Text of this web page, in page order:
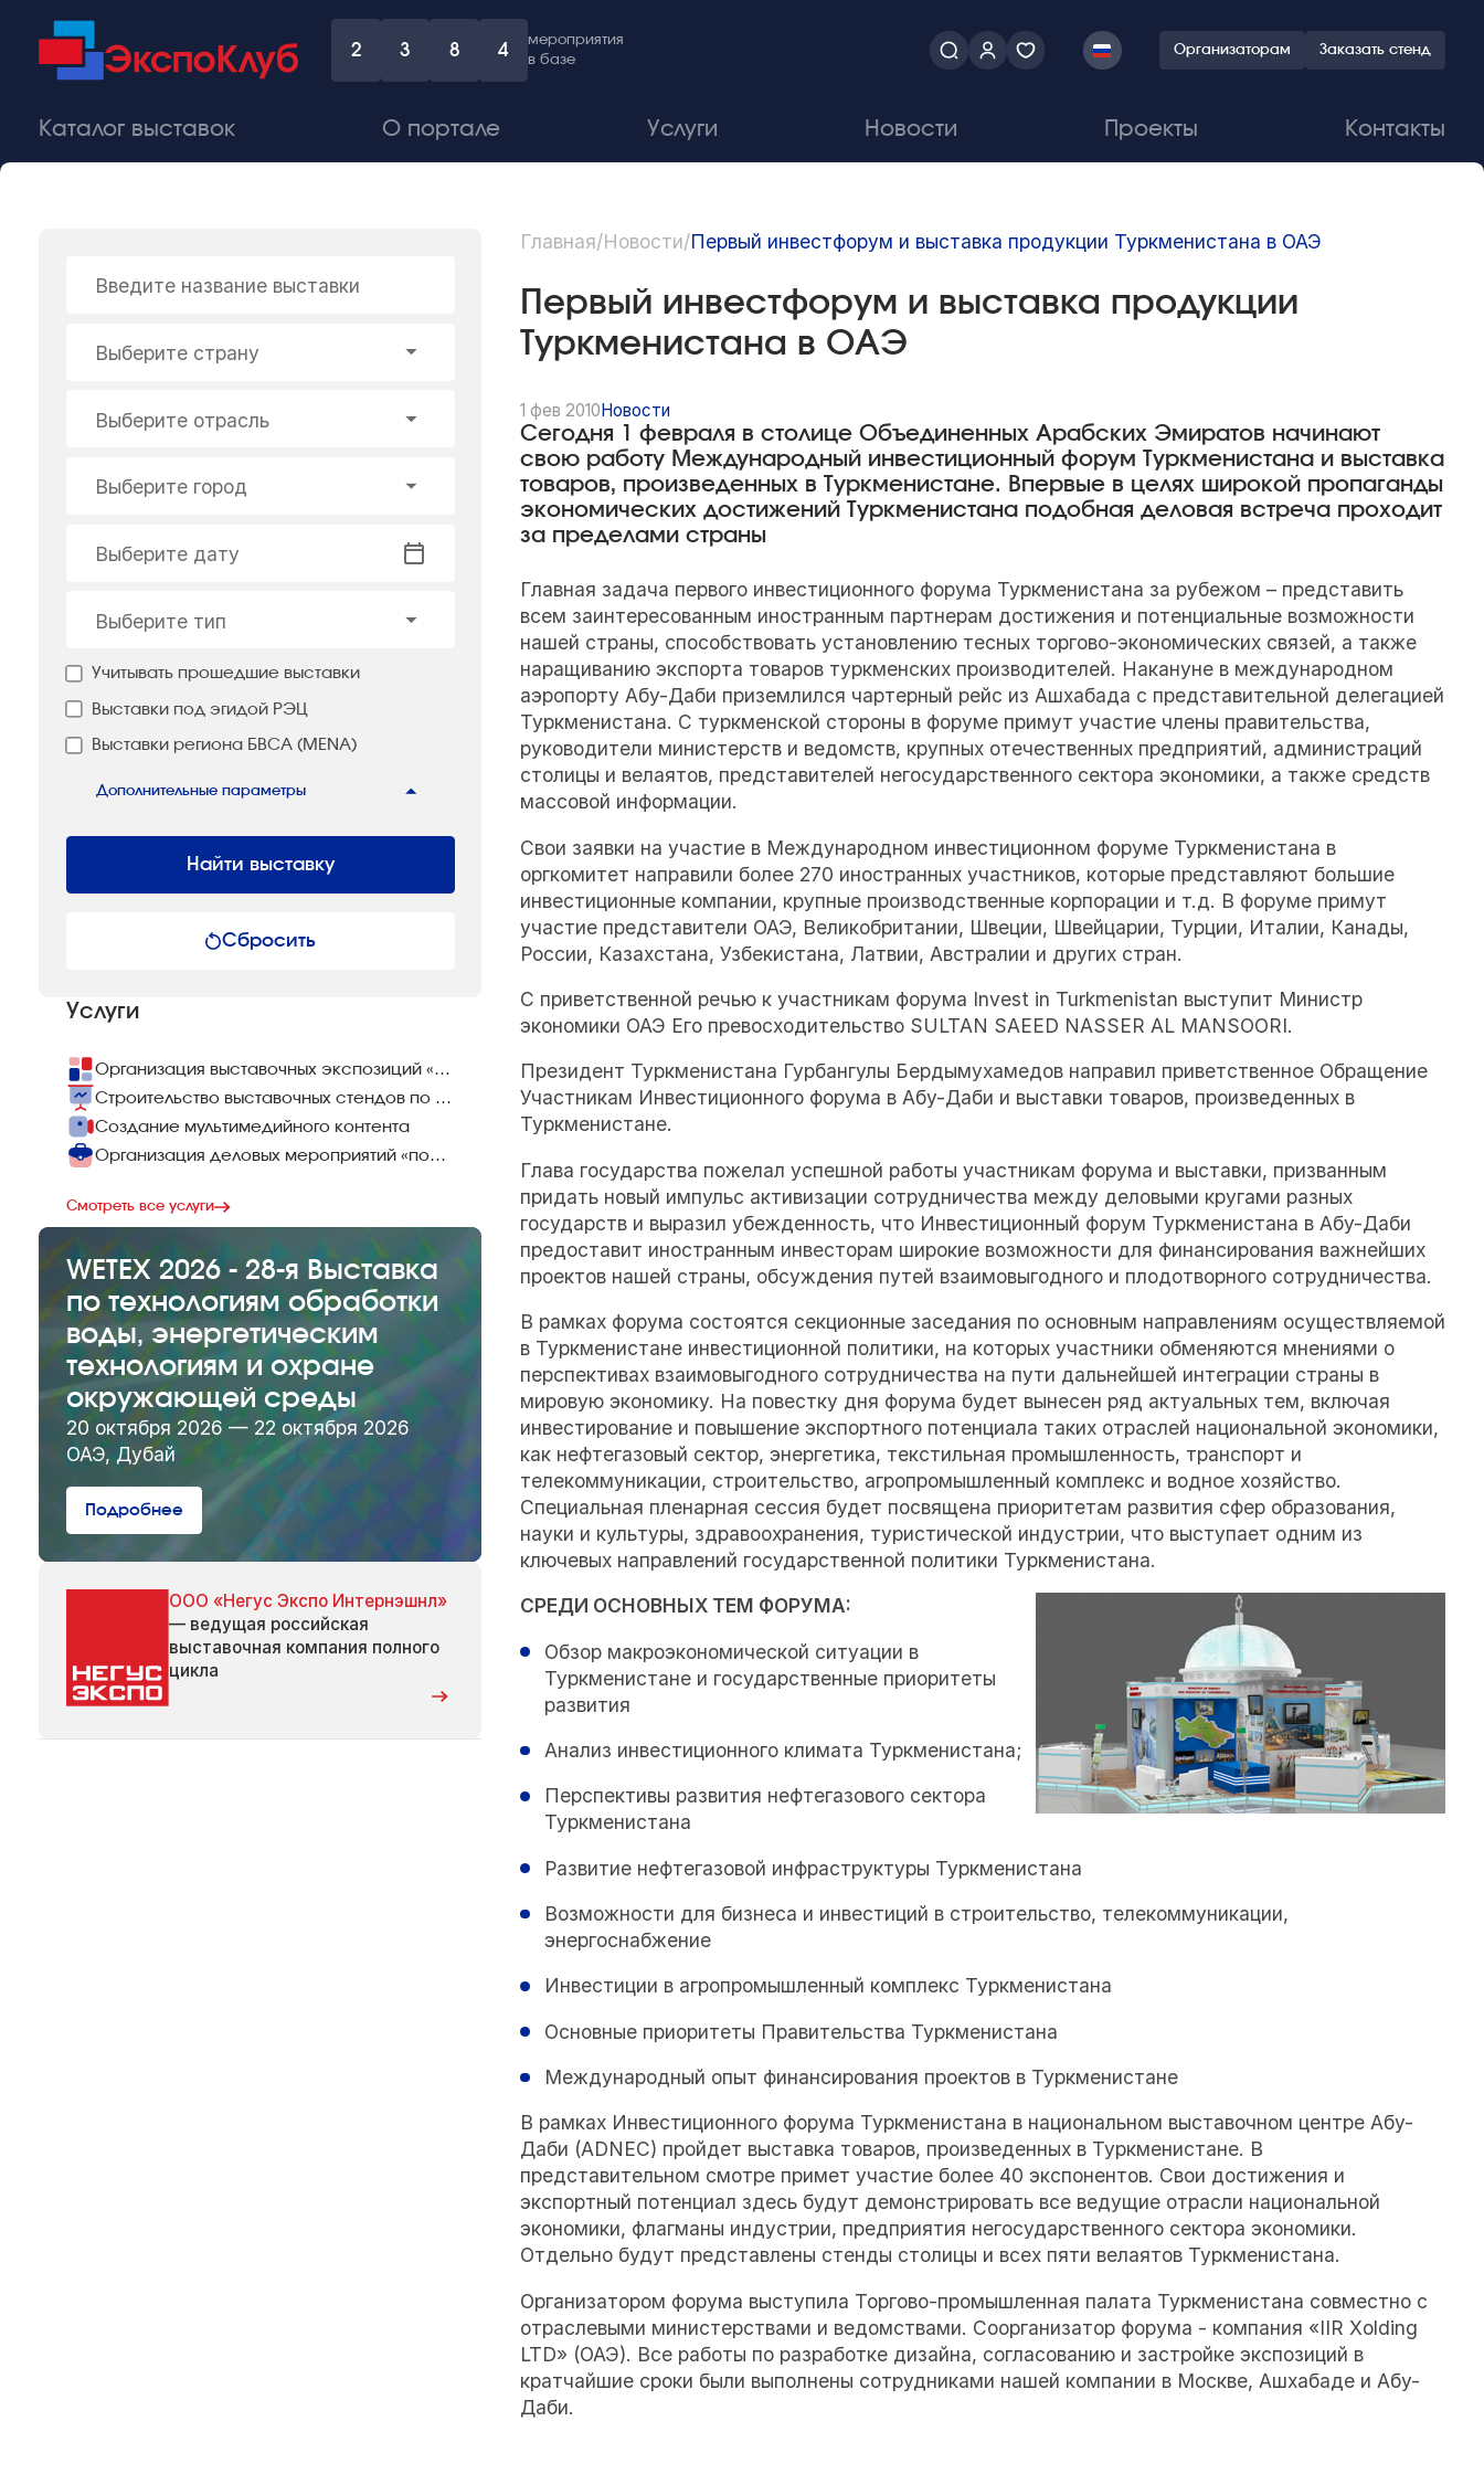
2 3 8 4
мероприятия
в базе
Организаторам Заказать стенд
Каталог выставок О портале Услуги Новости Проекты Контакты
Введите название выставки
Выберите страну
Выберите отрасль
Выберите город
Выберите дату
Выберите тип
Учитывать прошедшие выставки
Выставки под эгидой РЭЦ
Выставки региона БВСА (MENA)
Дополнительные параметры
Найти выставку
Сбросить
Услуги
Организация выставочных экспозиций «под ключ»
Строительство выставочных стендов по всему миру
Создание мультимедийного контента
Организация деловых мероприятий «под ключ»
Смотреть все услуги
WETEX 2026 - 28-я Выставка
по технологиям обработки
воды, энергетическим
технологиям и охране
окружающей среды
20 октября 2026 — 22 октября 2026
ОАЭ, Дубай
Подробнее
ООО «Негус Экспо Интернэшнл»
— ведущая российская
выставочная компания полного
цикла
Главная/Новости/Первый инвестфорум и выставка продукции Туркменистана в ОАЭ
Первый инвестфорум и выставка продукции
Туркменистана в ОАЭ
1 фев 2010 Новости
Сегодня 1 февраля в столице Объединенных Арабских Эмиратов начинают
свою работу Международный инвестиционный форум Туркменистана и выставка
товаров, произведенных в Туркменистане. Впервые в целях широкой пропаганды
экономических достижений Туркменистана подобная деловая встреча проходит
за пределами страны
Главная задача первого инвестиционного форума Туркменистана за рубежом – представить
всем заинтересованным иностранным партнерам достижения и потенциальные возможности
нашей страны, способствовать установлению тесных торгово-экономических связей, а также
наращиванию экспорта товаров туркменских производителей. Накануне в международном
аэропорту Абу-Даби приземлился чартерный рейс из Ашхабада с представительной делегацией
Туркменистана. С туркменской стороны в форуме примут участие члены правительства,
руководители министерств и ведомств, крупных отечественных предприятий, администраций
столицы и велаятов, представителей негосударственного сектора экономики, а также средств
массовой информации.
Свои заявки на участие в Международном инвестиционном форуме Туркменистана в
оргкомитет направили более 270 иностранных участников, которые представляют большие
инвестиционные компании, крупные производственные корпорации и т.д. В форуме примут
участие представители ОАЭ, Великобритании, Швеции, Швейцарии, Турции, Италии, Канады,
России, Казахстана, Узбекистана, Латвии, Австралии и других стран.
С приветственной речью к участникам форума Invest in Turkmenistan выступит Министр
экономики ОАЭ Его превосходительство SULTAN SAEED NASSER AL MANSOORI.
Президент Туркменистана Гурбангулы Бердымухамедов направил приветственное Обращение
Участникам Инвестиционного форума в Абу-Даби и выставки товаров, произведенных в
Туркменистане.
Глава государства пожелал успешной работы участникам форума и выставки, призванным
придать новый импульс активизации сотрудничества между деловыми кругами разных
государств и выразил убежденность, что Инвестиционный форум Туркменистана в Абу-Даби
предоставит иностранным инвесторам широкие возможности для финансирования важнейших
проектов нашей страны, обсуждения путей взаимовыгодного и плодотворного сотрудничества.
В рамках форума состоятся секционные заседания по основным направлениям осуществляемой
в Туркменистане инвестиционной политики, на которых участники обменяются мнениями о
перспективах взаимовыгодного сотрудничества на пути дальнейшей интеграции страны в
мировую экономику. На повестку дня форума будет вынесен ряд актуальных тем, включая
инвестирование и повышение экспортного потенциала таких отраслей национальной экономики,
как нефтегазовый сектор, энергетика, текстильная промышленность, транспорт и
телекоммуникации, строительство, агропромышленный комплекс и водное хозяйство.
Специальная пленарная сессия будет посвящена приоритетам развития сфер образования,
науки и культуры, здравоохранения, туристической индустрии, что выступает одним из
ключевых направлений государственной политики Туркменистана.
СРЕДИ ОСНОВНЫХ ТЕМ ФОРУМА:
Обзор макроэкономической ситуации в
Туркменистане и государственные приоритеты
развития
Анализ инвестиционного климата Туркменистана;
Перспективы развития нефтегазового сектора
Туркменистана
Развитие нефтегазовой инфраструктуры Туркменистана
Возможности для бизнеса и инвестиций в строительство, телекоммуникации,
энергоснабжение
Инвестиции в агропромышленный комплекс Туркменистана
Основные приоритеты Правительства Туркменистана
Международный опыт финансирования проектов в Туркменистане
В рамках Инвестиционного форума Туркменистана в национальном выставочном центре Абу-
Даби (ADNEC) пройдет выставка товаров, произведенных в Туркменистане. В
представительном смотре примет участие более 40 экспонентов. Свои достижения и
экспортный потенциал здесь будут демонстрировать все ведущие отрасли национальной
экономики, флагманы индустрии, предприятия негосударственного сектора экономики.
Отдельно будут представлены стенды столицы и всех пяти велаятов Туркменистана.
Организатором форума выступила Торгово-промышленная палата Туркменистана совместно с
отраслевыми министерствами и ведомствами. Соорганизатор форума - компания «IIR Xolding
LTD» (ОАЭ). Все работы по разработке дизайна, согласованию и застройке экспозиций в
кратчайшие сроки были выполнены сотрудниками нашей компании в Москве, Ашхабаде и Абу-
Даби.